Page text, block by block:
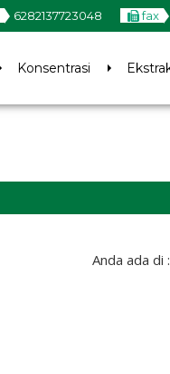
6282137723048 fax
Konsentrasi
Anda ada di :